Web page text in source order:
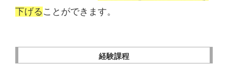
下げる ことができます。
経験課程